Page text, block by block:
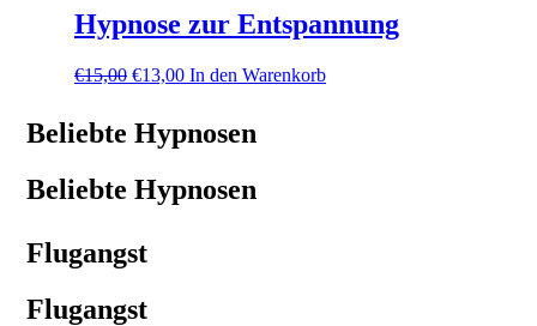
Hypnose zur Entspannung
€15,00 Ursprünglicher
€15,00
€13,00Aktueller
€13,00.
In den Warenkorb
Beliebte Hypnosen
Beliebte Hypnosen
Flugangst
Flugangst